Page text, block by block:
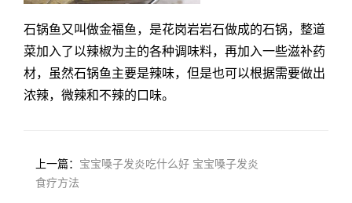
石锅鱼又叫做金福鱼，是花岗岩岩石做成的石锅，整道
菜加入了以辣椒为主的各种调味料，再加入一些滋补药
材，虽然石锅鱼主要是辣味，但是也可以根据需要做出
浓辣，微辣和不辣的口味。
上一篇： 宝宝嗓子发炎吃什么好 宝宝嗓子发炎
食疗方法